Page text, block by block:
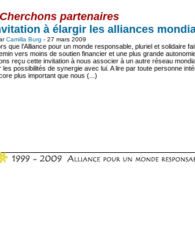
Cherchons partenaires
à élargir les alliances
Camilla Burg - 27 mars 2009
que l’Alliance pour un monde responsable, pluriel et solidaire
vers moins de soutien financier et une plus grande
reçu cette invitation à nous associer à un autre réseau
les possibilités de synergie avec lui. A lire par toute personne
plus important que nous (...)